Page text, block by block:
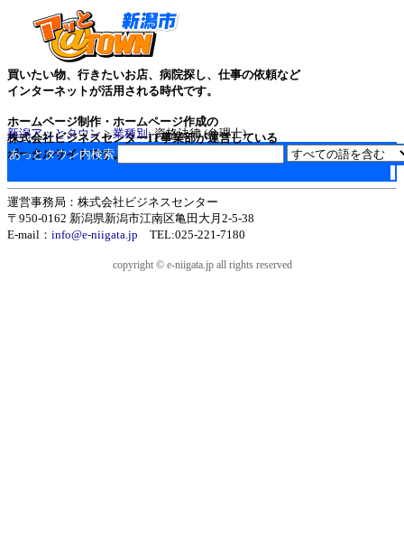
買いたい物、行きたいお店、病院探し、仕事の依頼など
インターネットが活用される時代です。
ホームページ制作・ホームページ作成の
株式会社ビジネスセンターIT事業部が運営している
ポータルサイトです。
新潟アッとタウン>業種別: 資格法律 (弁理士)
あっとタウン内検索
運営事務局：株式会社ビジネスセンター
〒950-0162 新潟県新潟市江南区亀田大月2-5-38
E-mail： info@e-niigata.jp TEL:025-221-7180
copyright © e-niigata.jp all rights reserved